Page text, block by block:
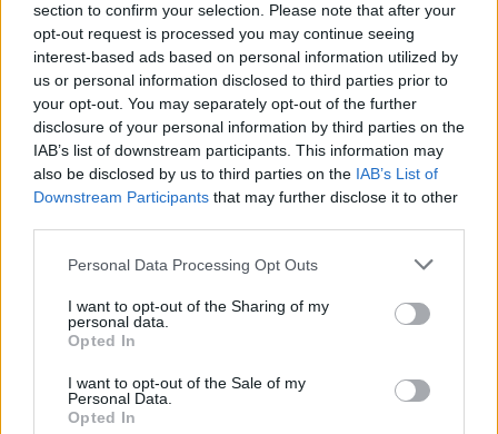
section to confirm your selection. Please note that after your
opt-out request is processed you may continue seeing
interest-based ads based on personal information utilized by
us or personal information disclosed to third parties prior to
your opt-out. You may separately opt-out of the further
disclosure of your personal information by third parties on the
IAB’s list of downstream participants. This information may
also be disclosed by us to third parties on the IAB’s List of
Downstream Participants that may further disclose it to other
Please note that this website/app uses one or more Google
not limited to your visit or usage behaviour. You may click to
grant or deny consent to Google and its third-party tags to
use your data for below specified purposes in below Google
consent section.
Personal Data Processing Opt Outs
I want to opt-out of the Sharing of my
personal data.
Opted In
I want to opt-out of the Sale of my
Personal Data.
Opted In
MAGYAR ÉPÍTŐK
Hódmezővásárhely iskolaépítés FERROÉP Zrt. oktatási beruházás
Másfélszeresére bővítik Hódmezővásárhely jó hírű